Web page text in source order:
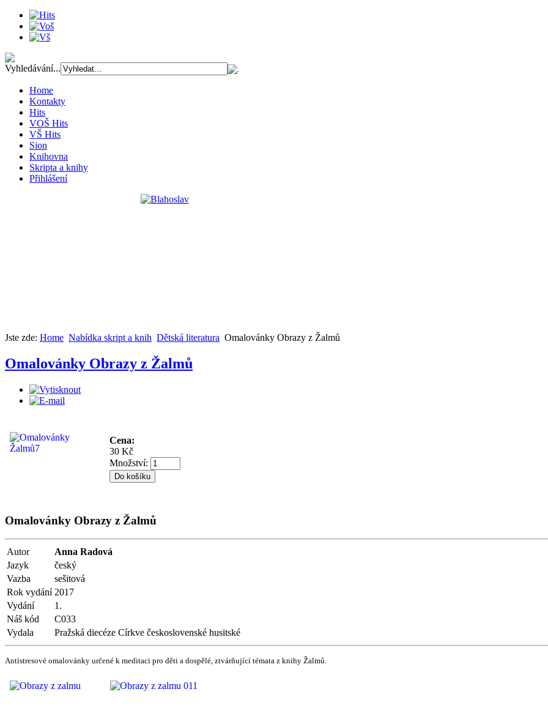
Vyhledávání...
Home
Kontakty
Hits
VOŠ Hits
VŠ Hits
Sion
Knihovna
Skripta a knihy
Přihlášení
Jste zde: Home Nabídka skript a knih Dětská literatura Omalovánky Obrazy z Žalmů
Omalovánky Obrazy z Žalmů
Cena:
30 Kč
Množství:
Omalovánky Obrazy z Žalmů
Autor
Anna Radová
Jazyk
český
Vazba
sešitová
Rok vydání 2017
Vydání
1.
Náš kód
C033
Vydala
Pražská diecéze Církve československé husitské
Antistresové omalovánky určené k meditaci pro děti a dospělé, ztvárňující témata z knihy Žalmů.